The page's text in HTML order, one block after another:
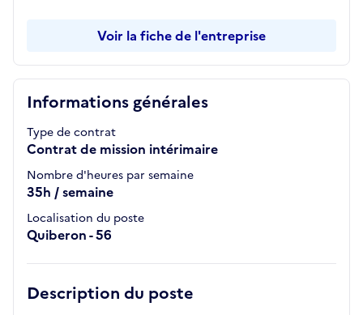
Informations générales
Type de contrat
Contrat de mission intérimaire
Nombre d'heures par semaine
35h / semaine
Localisation du poste
Quiberon - 56
Description du poste
Voir la fiche de l'entreprise